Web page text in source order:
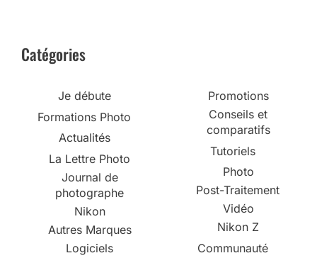
Catégories
Je débute
Formations Photo
Actualités
La Lettre Photo
Journal de
photographe
Nikon
Autres Marques
Logiciels
Promotions
Conseils et
comparatifs
Tutoriels
Photo
Post-Traitement
Vidéo
Nikon Z
Communauté